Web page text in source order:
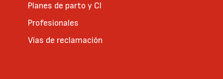
Planes de parto y CI
Profesionales
Vías de reclamación